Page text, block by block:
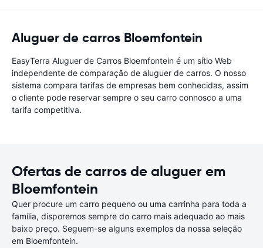
Aluguer de carros Bloemfontein
EasyTerra Aluguer de Carros Bloemfontein é um sítio Web
independente de comparação de aluguer de carros. O nosso
sistema compara tarifas de empresas bem conhecidas, assim
o cliente pode reservar sempre o seu carro connosco a uma
tarifa competitiva.
Ofertas de carros de aluguer em
Bloemfontein
Quer procure um carro pequeno ou uma carrinha para toda a
família, disporemos sempre do carro mais adequado ao mais
baixo preço. Seguem-se alguns exemplos da nossa seleção
em Bloemfontein.